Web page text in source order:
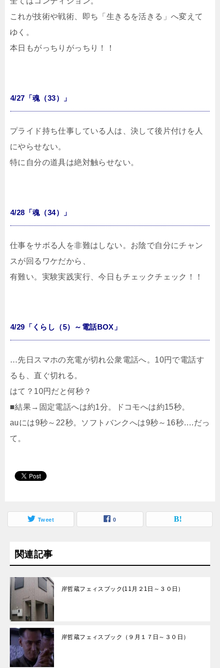
これが技術や戦術、即ち「生きるを活きる」へ変えて
ゆく。
本日もがっちりがっちり！！
4/27「魂（33）」
プライド持ち仕事している人は、決して後片付けを人
にやらせない。
特に自分の道具は絶対触らせない。
4/28「魂（34）」
仕事をサボる人を非難はしない。お陰で自分にチャン
スが回るワケだから、
有難い。実験実践実行、今日もチェックチェック！！
4/29「くらし（5）～電話BOX」
…先日スマホの充電が切れ公衆電話へ。10円で電話す
るも、直ぐ切れる。
はて？10円だと何秒？
■結果→固定電話へは約1分。ドコモへは約15秒。
auには9秒～22秒。ソフトバンクへは9秒～16秒….だっ
て。
Tweet 0
関連記事
岸哲蔵フェィスブック(11月２1日～３０日）
岸哲蔵フェィスブック（９月１７日～３０日）